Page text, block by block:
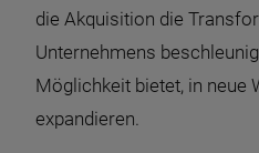
die Akquisition die
Unternehmens
Möglichkeit bietet, in neue
expandieren.